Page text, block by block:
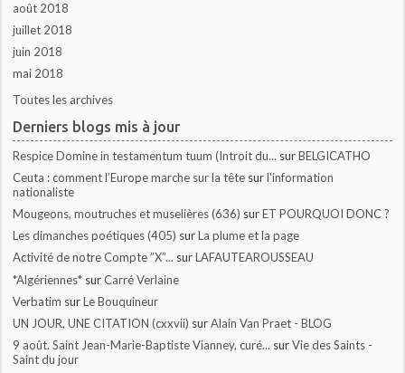
août 2018
juillet 2018
juin 2018
mai 2018
Toutes les archives
Derniers blogs mis à jour
Respice Domine in testamentum tuum (Introit du... surBELGICATHO
Ceuta : comment l’Europe marche sur la tête surl'information
nationaliste
Mougeons, moutruches et muselières (636) surET POURQUOI DONC ?
Les dimanches poétiques (405) surLa plume et la page
Activité de notre Compte ”X”... surLAFAUTEAROUSSEAU
*Algériennes* surCarré Verlaine
Verbatim surLe Bouquineur
UN JOUR, UNE CITATION (cxxvii) surAlain Van Praet - BLOG
9 août. Saint Jean-Marie-Baptiste Vianney, curé... surVie des Saints -
Saint du jour